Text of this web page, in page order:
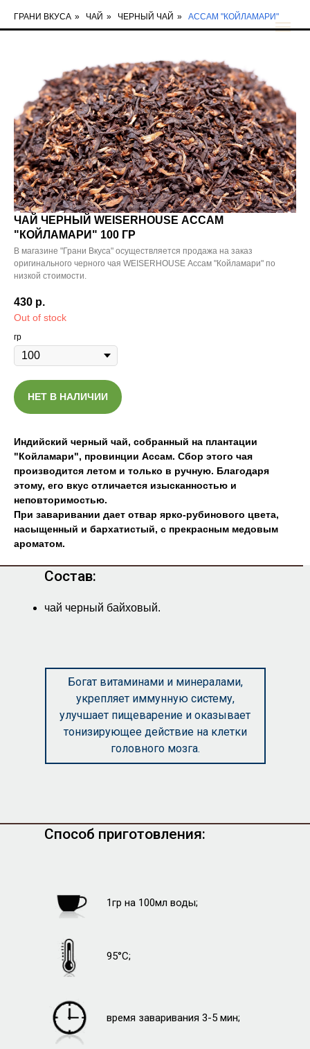
ГРАНИ ВКУСА » ЧАЙ » ЧЕРНЫЙ ЧАЙ » АССАМ "КОЙЛАМАРИ"
ЧАЙ ЧЕРНЫЙ WEISERHOUSE АССАМ
"КОЙЛАМАРИ" 100 ГР
В магазине "Грани Вкуса" осуществляется продажа на заказ
оригинального черного чая WEISERHOUSE Ассам "Койламари" по
низкой стоимости.
430 р.
Out of stock
гр
НЕТ В НАЛИЧИИ
Индийский черный чай, собранный на плантации
"Койламари", провинции Ассам. Сбор этого чая
производится летом и только в ручную. Благодаря
этому, его вкус отличается изысканностью и
неповторимостью.
При заваривании дает отвар ярко-рубинового цвета,
насыщенный и бархатистый, с прекрасным медовым
ароматом.
Состав:
чай черный байховый.
Богат витаминами и минералами,
укрепляет иммунную систему,
улучшает пищеварение и оказывает
тонизирующее действие на клетки
головного мозга.
Способ приготовления:
1гр на 100мл воды;
время заваривания 3-5 мин;
95°C;